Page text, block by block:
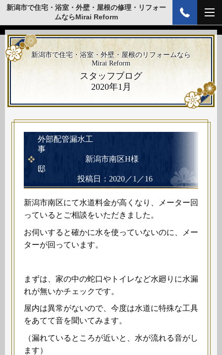
新潟市で住宅・浴室・外壁・屋根の修理・リフォー
ムならMirai Reform
新潟市で住宅・浴室・外壁・屋根のリフォームなら
Mirai Reform
スタッフブログ
2020年1月
外部配管漏水工
事
新潟市南区H様
邸
投稿日：2020／1／16
新潟市南区にて水道料金が高くなり、メーター回
っているとご相談をいただきました。
お伺いすると確かに水を使っていないのに、メー
ターが回っています。
まずは、家の中の蛇口やトイレなど水廻りに水漏
れが無いかチェックです。
屋内は異常がないので、今度は水道に特殊な工具
をあてて音を聞いてみます。
（漏れているところが近いと、水が流れる音がし
ます）